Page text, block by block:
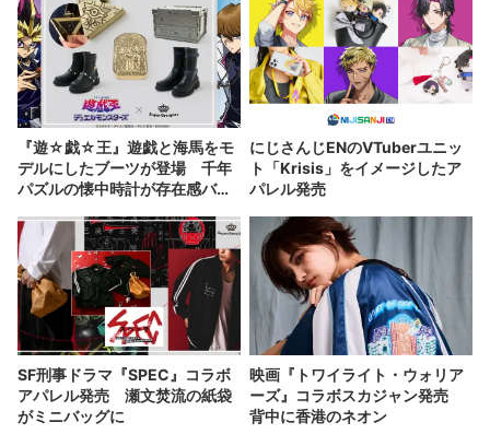
『遊☆戯☆王』遊戯と海馬をモ
デルにしたブーツが登場 千年
パズルの懐中時計が存在感バツ
にじさんじENのVTuberユニッ
ト「Krisis」をイメージしたア
パレル発売
SF刑事ドラマ『SPEC』コラボ
アパレル発売 瀬文焚流の紙袋
がミニバッグに
映画『トワイライト・ウォリア
ーズ』コラボスカジャン発売
背中に香港のネオン